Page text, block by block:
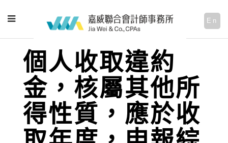
En
個人收取違約
金，核屬其他所
得性質，應於收